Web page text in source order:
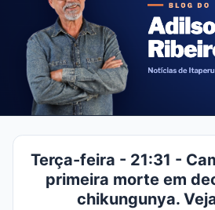
Terça-feira - 21:31 -
primeira morte em
chikungunya.